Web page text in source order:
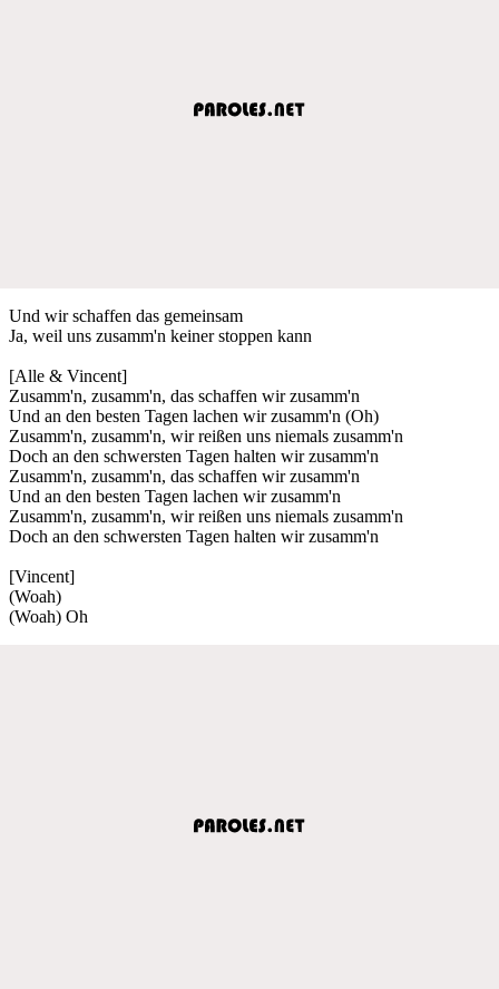
Und wir schaffen das gemeinsam
Ja, weil uns zusamm'n keiner stoppen kann
[Alle & Vincent]
Zusamm'n, zusamm'n, das schaffen wir zusamm'n
Und an den besten Tagen lachen wir zusamm'n (Oh)
Zusamm'n, zusamm'n, wir reißen uns niemals zusamm'n
Doch an den schwersten Tagen halten wir zusamm'n
Zusamm'n, zusamm'n, das schaffen wir zusamm'n
Und an den besten Tagen lachen wir zusamm'n
Zusamm'n, zusamm'n, wir reißen uns niemals zusamm'n
Doch an den schwersten Tagen halten wir zusamm'n
[Vincent]
(Woah)
(Woah) Oh